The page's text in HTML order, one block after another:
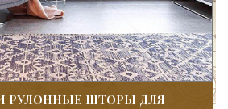
РУЛОННЫЕ ШТОРЫ ДЛЯ